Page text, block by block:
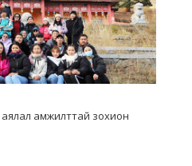
амжилттай зохион